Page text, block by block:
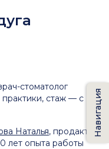
стоматолог
стаж — с
Наталья, продакт-
лет опыта работы
Навигация